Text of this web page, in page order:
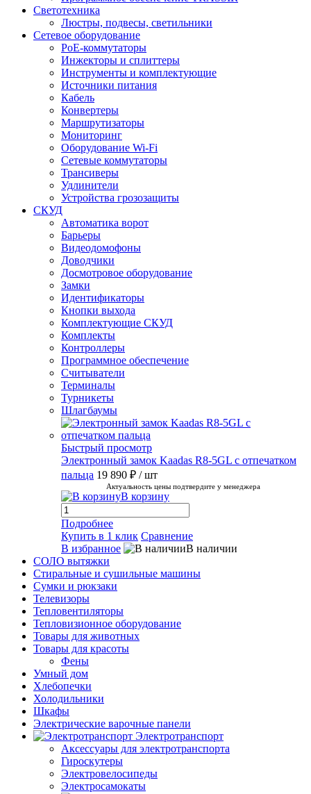
Светотехника
Люстры, подвесы, светильники
Сетевое оборудование
PoE-коммутаторы
Инжекторы и сплиттеры
Инструменты и комплектующие
Источники питания
Кабель
Конвертеры
Маршрутизаторы
Мониторинг
Оборудование Wi-Fi
Сетевые коммутаторы
Трансиверы
Удлинители
Устройства грозозащиты
СКУД
Автоматика ворот
Барьеры
Видеодомофоны
Доводчики
Досмотровое оборудование
Замки
Идентификаторы
Кнопки выхода
Комплектующие СКУД
Комплекты
Контроллеры
Программное обеспечение
Считыватели
Терминалы
Турникеты
Шлагбаумы
Быстрый просмотр
Электронный замок Kaadas R8-5GL с отпечатком
пальца 19 890 ₽ / шт
Актуальность цены подтвердите у менеджера
В корзину
Подробнее
Купить в 1 клик Сравнение
В избранное
В наличии
СОЛО вытяжки
Стиральные и сушильные машины
Сумки и рюкзаки
Телевизоры
Тепловентиляторы
Тепловизионное оборудование
Товары для животных
Товары для красоты
Фены
Умный дом
Хлебопечки
Холодильники
Шкафы
Электрические варочные панели
Электротранспорт
Аксессуары для электротранспорта
Гироскутеры
Электровелосипеды
Электросамокаты